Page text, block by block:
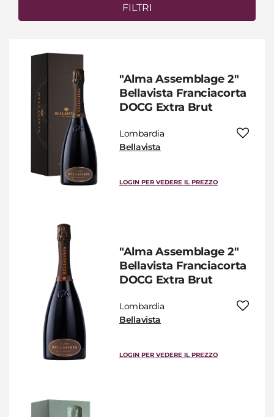
FILTRI
"Alma Assemblage 2"
Bellavista Franciacorta
DOCG Extra Brut
Lombardia
Bellavista
LOGIN PER VEDERE IL PREZZO
"Alma Assemblage 2"
Bellavista Franciacorta
DOCG Extra Brut
Lombardia
Bellavista
LOGIN PER VEDERE IL PREZZO